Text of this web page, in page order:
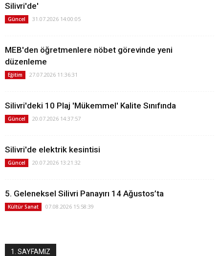
Silivri'de'
Güncel 31.07.2026 14:00:05
MEB'den öğretmenlere nöbet görevinde yeni
düzenleme
Eğitim 27.07.2026 11:36:31
Silivri'deki 10 Plaj 'Mükemmel' Kalite Sınıfında
Güncel 20.07.2026 14:37:57
Silivri'de elektrik kesintisi
Güncel 20.07.2026 13:21:32
5. Geleneksel Silivri Panayırı 14 Ağustos’ta
Kültür Sanat 07.08.2026 15:58:39
1. SAYFAMIZ